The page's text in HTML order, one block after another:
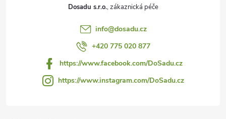
Dosadu s.r.o.
info@dosadu.cz
+420 775 020 877
https://www.facebook.com/DoSadu.cz
https://www.instagram.com/DoSadu.cz